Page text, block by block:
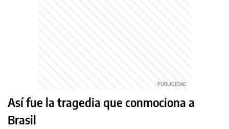
Así fue la tragedia que conmociona a
Brasil